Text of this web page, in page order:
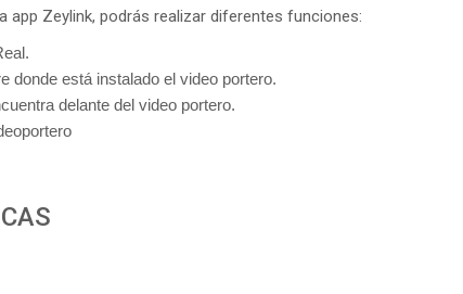
app Zeylink, podrás realizar diferentes funciones:
donde está instalado el video portero.
delante del video portero.